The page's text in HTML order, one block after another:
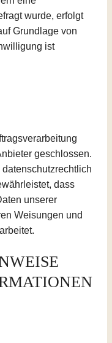
wurde, erfolgt
Grundlage von
ist
geschlossen.
dass
unserer
Weisungen und